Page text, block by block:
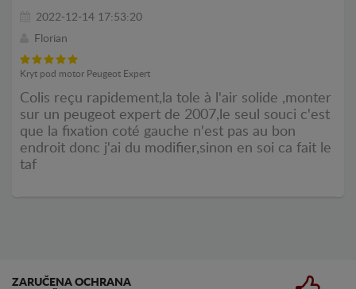
2022-12-14 17:53:20
Florian
Kryt pod motor Peugeot Expert
Colis reçu rapidement,la tole à l'air solide ,monter
sur un peugeot expert de 2007,le seul souci c'est
que la fixation coté gauche n'est pas au bon
endroit donc j'ai du modifier,sinon en soi ca fait le
taf
ZARUČENA OCHRANA